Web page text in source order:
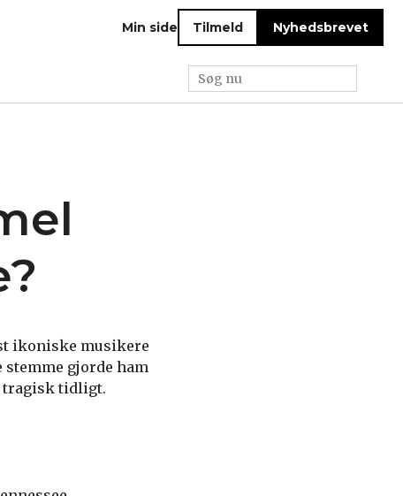
Min side Tilmeld Nyhedsbrevet
ikoniske musikere
gjorde ham
tragisk tidligt.